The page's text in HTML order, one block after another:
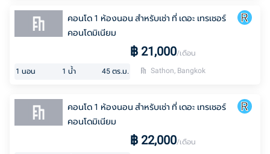
คอนโด 1 ห้องนอน สำหรับเช่า ที่ เดอะ เทรเชอร์
คอนโดมิเนียม
฿ 21,000/เดือน
1 นอน 1 น้ำ 45 ตร.ม. Sathon, Bangkok
คอนโด 1 ห้องนอน สำหรับเช่า ที่ เดอะ เทรเชอร์
คอนโดมิเนียม
฿ 22,000/เดือน